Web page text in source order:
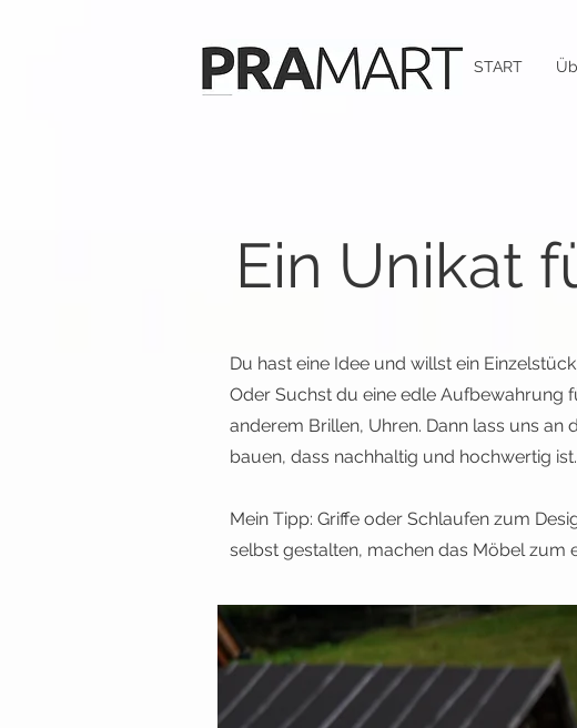
START
Ein Unikat
Du hast eine Idee und willst ein
Oder Suchst du eine edle Aufbewahrung
anderem Brillen, Uhren. Dann lass uns an
bauen, dass nachhaltig und hochwertig ist.
Mein Tipp: Griffe oder Schlaufen zum
selbst gestalten, machen das Möbel zum